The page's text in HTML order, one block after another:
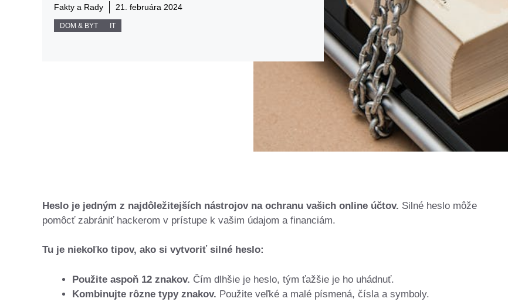
Fakty a Rady 21. februára 2024
DOM & BYT IT
Heslo je jedným z najdôležitejších nástrojov na ochranu vašich online účtov. Silné heslo môže
pomôcť zabrániť hackerom v prístupe k vašim údajom a financiám.
Tu je niekoľko tipov, ako si vytvoriť silné heslo:
Použite aspoň 12 znakov. Čím dlhšie je heslo, tým ťažšie je ho uhádnuť.
Kombinujte rôzne typy znakov. Použite veľké a malé písmená, čísla a symboly.